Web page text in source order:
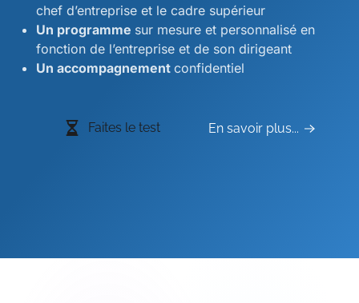
chef d’entreprise et le cadre supérieur
Un programme sur mesure et personnalisé en
fonction de l’entreprise et de son dirigeant
Un accompagnement confidentiel
Faites le test En savoir plus...